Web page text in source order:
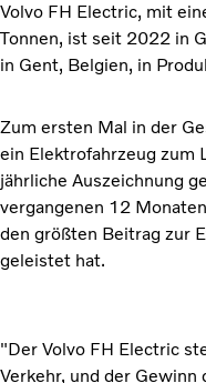
Volvo FH Electric, mit
Tonnen, ist seit 2022 in
in Gent, Belgien, in
Zum ersten Mal in der
ein Elektrofahrzeug zum
jährliche Auszeichnung
vergangenen 12
den größten Beitrag zur
geleistet hat.
"Der Volvo FH Electric
Verkehr, und der